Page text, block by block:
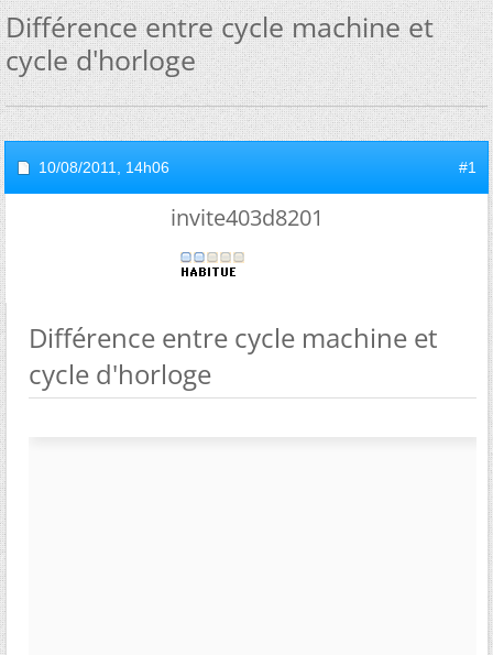
Différence entre cycle machine et
cycle d'horloge
10/08/2011, 14h06 #1
invite403d8201
Différence entre cycle machine et
cycle d'horloge